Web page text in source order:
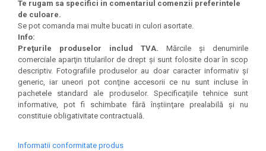
Te rugam sa specifici in comentariul comenzii preferintele
de culoare.
Se pot comanda mai multe bucati in culori asortate.
Info:
Preţurile produselor includ TVA. Mărcile şi denumirile
comerciale aparţin titularilor de drept şi sunt folosite doar în scop
descriptiv. Fotografiile produselor au doar caracter informativ şi
generic, iar uneori pot conţine accesorii ce nu sunt incluse în
pachetele standard ale produselor. Specificaţiile tehnice sunt
informative, pot fi schimbate fără înştiinţare prealabilă şi nu
constituie obligativitate contractuală.
Informatii conformitate produs